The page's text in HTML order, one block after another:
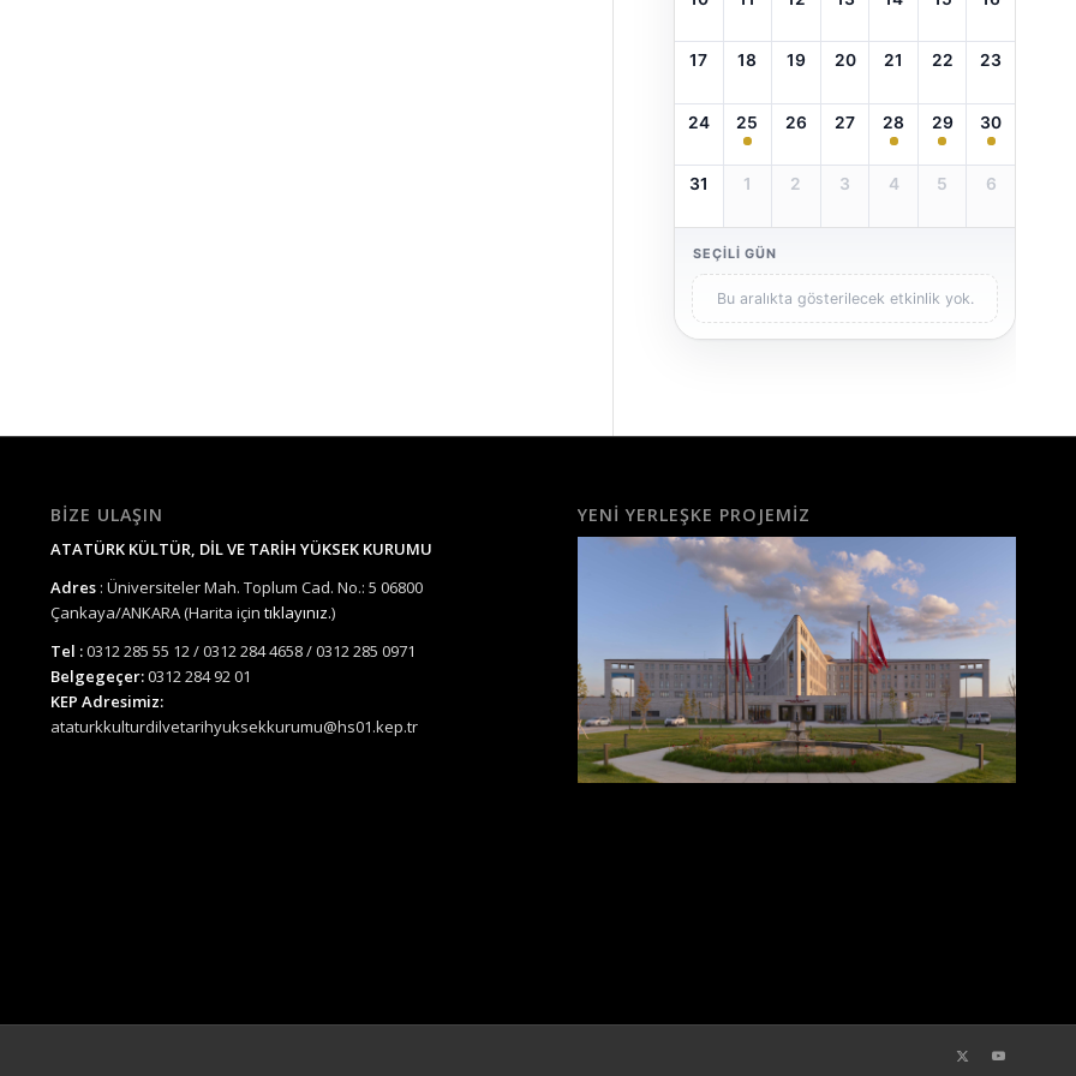
17 18 19 20 21 22 23
24 25 26 27 28 29 30
31 1 2 3 4 5 6
SEÇILI GÜN
Bu aralıkta gösterilecek etkinlik yok.
BIZE ULAŞIN
ATATÜRK KÜLTÜR, DİL VE TARİH YÜKSEK KURUMU
Adres : Üniversiteler Mah. Toplum Cad. No.: 5 06800
Çankaya/ANKARA (Harita için tıklayınız.)
Tel :0312 285 55 12 / 0312 284 4658 / 0312 285 0971
Belgegeçer:0312 284 92 01
KEP Adresimiz:
ataturkkulturdilvetarihyuksekkurumu@hs01.kep.tr
YENI YERLEŞKE PROJEMIZ